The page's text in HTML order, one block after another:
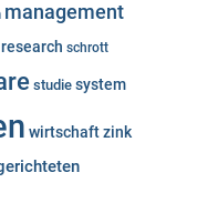
management
research schrott
studie system
wirtschaftzink